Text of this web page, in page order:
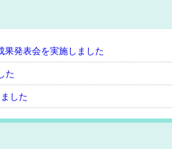
果発表会を実施しました
た
した